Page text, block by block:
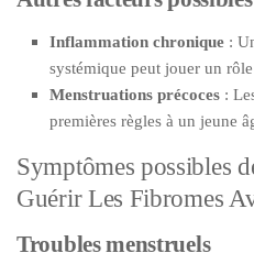
Inflammation chronique :
systémique peut jouer un
Menstruations précoces :
premières règles à un jeune
Symptômes possibles
Guérir Les Fibromes
Troubles menstruels